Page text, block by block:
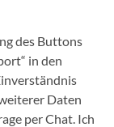
des Buttons
in den
Daten
per Chat. Ich